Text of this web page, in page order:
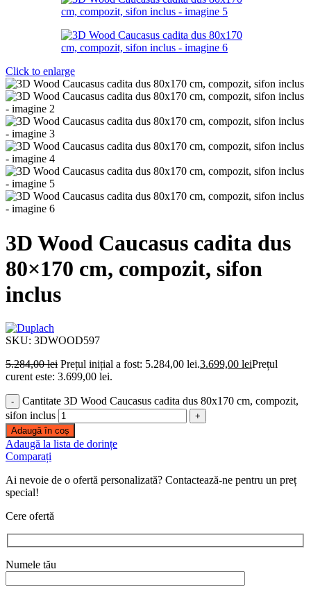
Click to enlarge
3D Wood Caucasus cadita dus
80×170 cm, compozit, sifon
inclus
SKU: 3DWOOD597
5.284,00lei Prețul inițial a fost: 5.284,00 lei.3.699,00 leiPrețul
curent este: 3.699,00 lei.
Cantitate 3D Wood Caucasus cadita dus 80x170 cm, compozit,
sifon inclus
Adaugă în coș
Adaugă la lista de dorințe
Comparați
Ai nevoie de o ofertă personalizată? Contactează-ne pentru un preț
special!
Cere ofertă
Numele tău